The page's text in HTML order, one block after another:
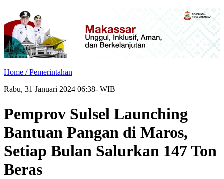
Home /Pemerintahan
Rabu, 31 Januari 2024 06:38- WIB
Pemprov Sulsel Launching
Bantuan Pangan di Maros,
Setiap Bulan Salurkan 147 Ton
Beras